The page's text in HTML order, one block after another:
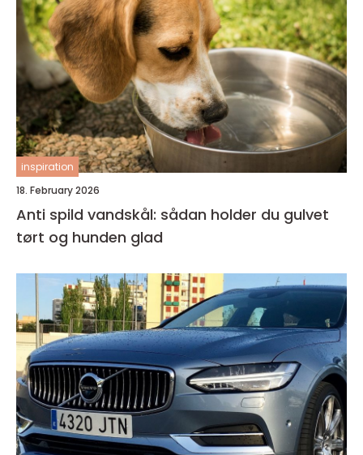
inspiration
18. February 2026
Anti spild vandskål: sådan holder du gulvet
tørt og hunden glad